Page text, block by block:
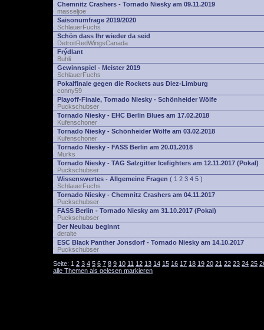
Chemnitz Crashers - Tornado Niesky am 09.11.2019
masseljoe
Saisonumfrage 2019/2020
SchlauerFuchs
Schön dass Ihr wieder da seid
DetroitRedWingsCanada
Frýdlant
Buhli
Gewinnspiel - Meister 2019
SchlauerFuchs
Pokalfinale gegen die Rockets aus Diez-Limburg
conny59
Playoff-Finale, Tornado Niesky - Schönheider Wölfe
Puckschubser
Tornado Niesky - EHC Berlin Blues am 17.02.2018
Kufenschoner
Tornado Niesky - Schönheider Wölfe am 03.02.2018
Kufenschoner
Tornado Niesky - FASS Berlin am 20.01.2018
Murks
Tornado Niesky - TAG Salzgitter Icefighters am 12.11.2017 (Pokal)
Puckschubser
Wissenswertes - Allgemeine Fragen ( 1 2 3 4 5 )
SchlauerFuchs
Tornado Niesky - Chemnitz Crashers am 04.11.2017
Puckschubser
FASS Berlin - Tornado Niesky am 31.10.2017 (Pokal)
Puckschubser
Der Neubau beginnt
deralte
ESC Black Panther Jonsdorf - Tornado Niesky am 14.10.2017
Puckschubser
Seite: 1 2 3 4 5 6 7 8 9 10 11 12 13 14 15 16 17 18 19 20 21 22 23 24 25
alle Themen als gelesen markieren